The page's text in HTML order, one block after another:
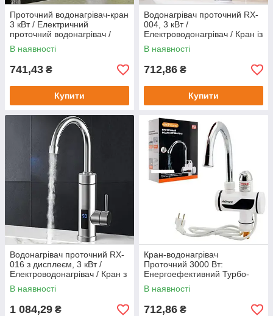
Проточний водонагрівач-кран
3 кВт / Електричний
проточний водонагрівач /
Кран з водонагрівачем
В наявності
741,43 ₴
Купити
Водонагрівач проточний RX-
004, 3 кВт /
Електроводонагрівач / Кран із
підігрівом води / Кран
водонагрівач
В наявності
712,86 ₴
Купити
Водонагрівач проточний RX-
016 з дисплеєм, 3 кВт /
Електроводонагрівач / Кран з
підігрівом води
В наявності
1 084,29 ₴
Кран-водонагрівач
Проточний 3000 Вт:
Енергоефективний Турбо-
Потік / Електричний
проточний водонагрівач /
В наявності
712,86 ₴